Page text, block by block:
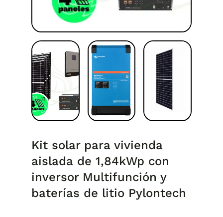
Kit solar para vivienda
aislada de 1,84kWp con
inversor Multifunción y
baterías de litio Pylontech